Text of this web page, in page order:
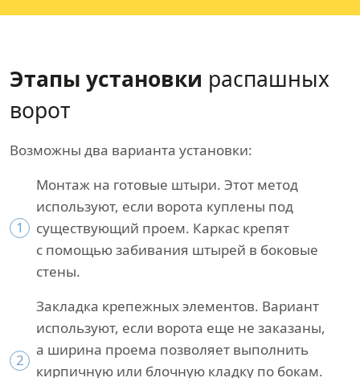
Этапы установки распашных
ворот
Возможны два варианта установки:
1
Монтаж на готовые штыри. Этот метод
используют, если ворота куплены под
существующий проем. Каркас крепят
с помощью забивания штырей в боковые
стены.
2
Закладка крепежных элементов. Вариант
используют, если ворота еще не заказаны,
а ширина проема позволяет выполнить
кирпичную или блочную кладку по бокам.